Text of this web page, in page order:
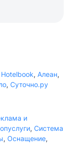
Hotelbook, Алеан,
, Суточно.ру
и
, Система
, Оснащение,